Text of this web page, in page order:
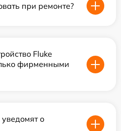
при ремонте?
Fluke
фирменными
о